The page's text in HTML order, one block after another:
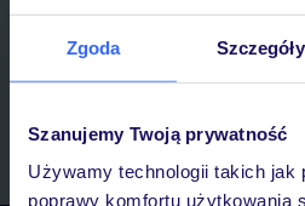
Zgoda Szczegóły
Szanujemy Twoją prywatność
Używamy technologii takich jak
poprawy komfortu użytkowania
Poland Sp. z o.o. i TUI Poland
przetwarzaniu danych osobowych”
komunikacji (e-mail), także z
Zapisz się